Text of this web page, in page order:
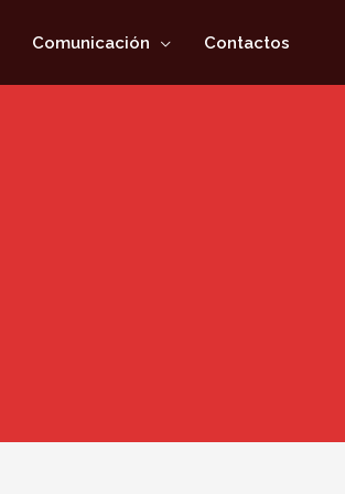
Comunicación Contactos